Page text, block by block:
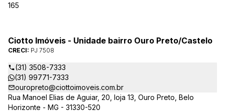
165
Ciotto Imóveis - Unidade bairro Ouro Preto/Castelo
CRECI: PJ 7508
(31) 3508-7333
(31) 99771-7333
ouropreto@ciottoimoveis.com.br
Rua Manoel Elias de Aguiar, 20, loja 13, Ouro Preto, Belo
Horizonte - MG - 31330-520